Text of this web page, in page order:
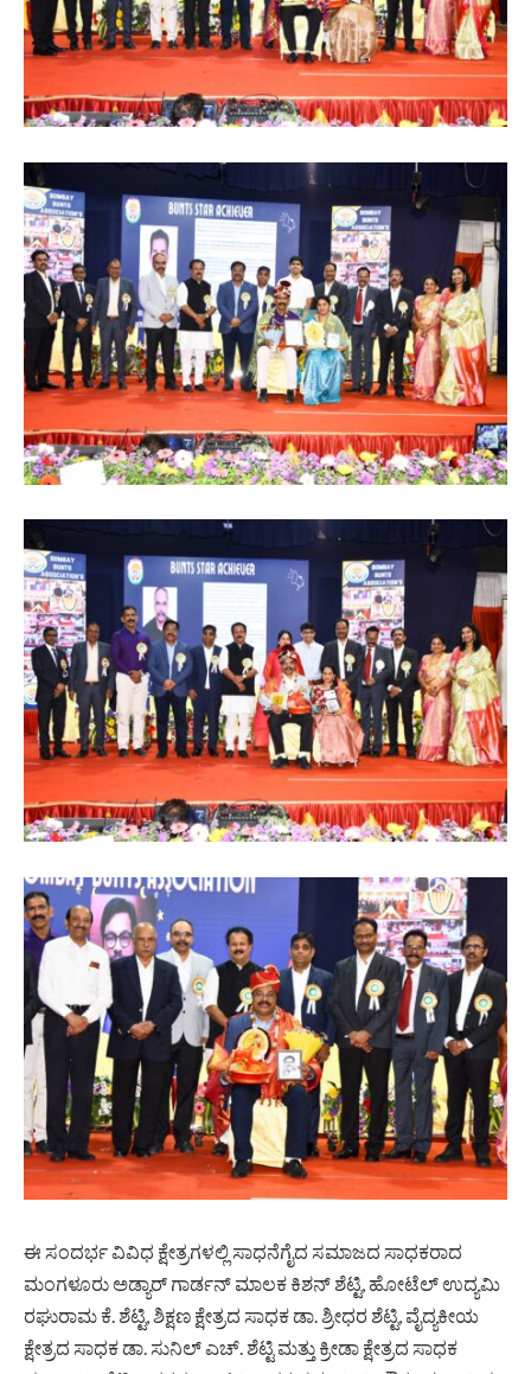
ಈ ಸಂದರ್ಭ ವಿವಿಧ ಕ್ಷೇತ್ರಗಳಲ್ಲಿ ಸಾಧನೆಗೈದ ಸಮಾಜದ ಸಾಧಕರಾದ
ಮಂಗಳೂರು ಅಡ್ಯಾರ್ ಗಾರ್ಡನ್ ಮಾಲಕ ಕಿಶನ್ ಶೆಟ್ಟಿ, ಹೋಟೆಲ್ ಉದ್ಯಮಿ
ರಘುರಾಮ ಕೆ. ಶೆಟ್ಟಿ, ಶಿಕ್ಷಣ ಕ್ಷೇತ್ರದ ಸಾಧಕ ಡಾ. ಶ್ರೀಧರ ಶೆಟ್ಟಿ, ವೈದ್ಯಕೀಯ
ಕ್ಷೇತ್ರದ ಸಾಧಕ ಡಾ. ಸುನಿಲ್ ಎಚ್. ಶೆಟ್ಟಿ ಮತ್ತು ಕ್ರೀಡಾ ಕ್ಷೇತ್ರದ ಸಾಧಕ